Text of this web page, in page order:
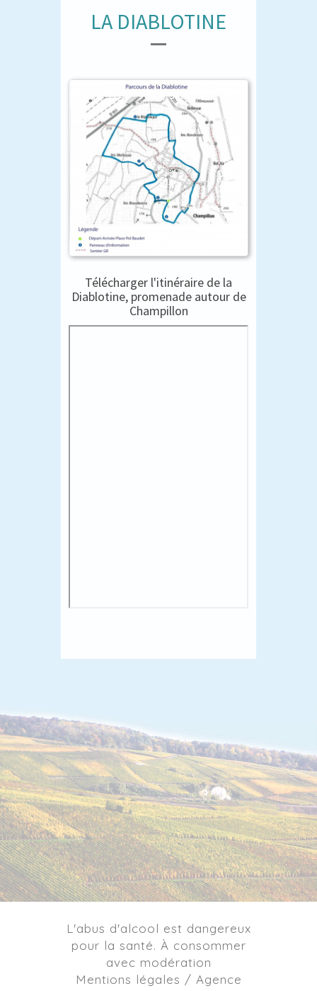
LA DIABLOTINE
Télécharger l'itinéraire de la
Diablotine, promenade autour de
Champillon
L'abus d'alcool est dangereux
pour la santé. À consommer
avec modération
Mentions légales / Agence